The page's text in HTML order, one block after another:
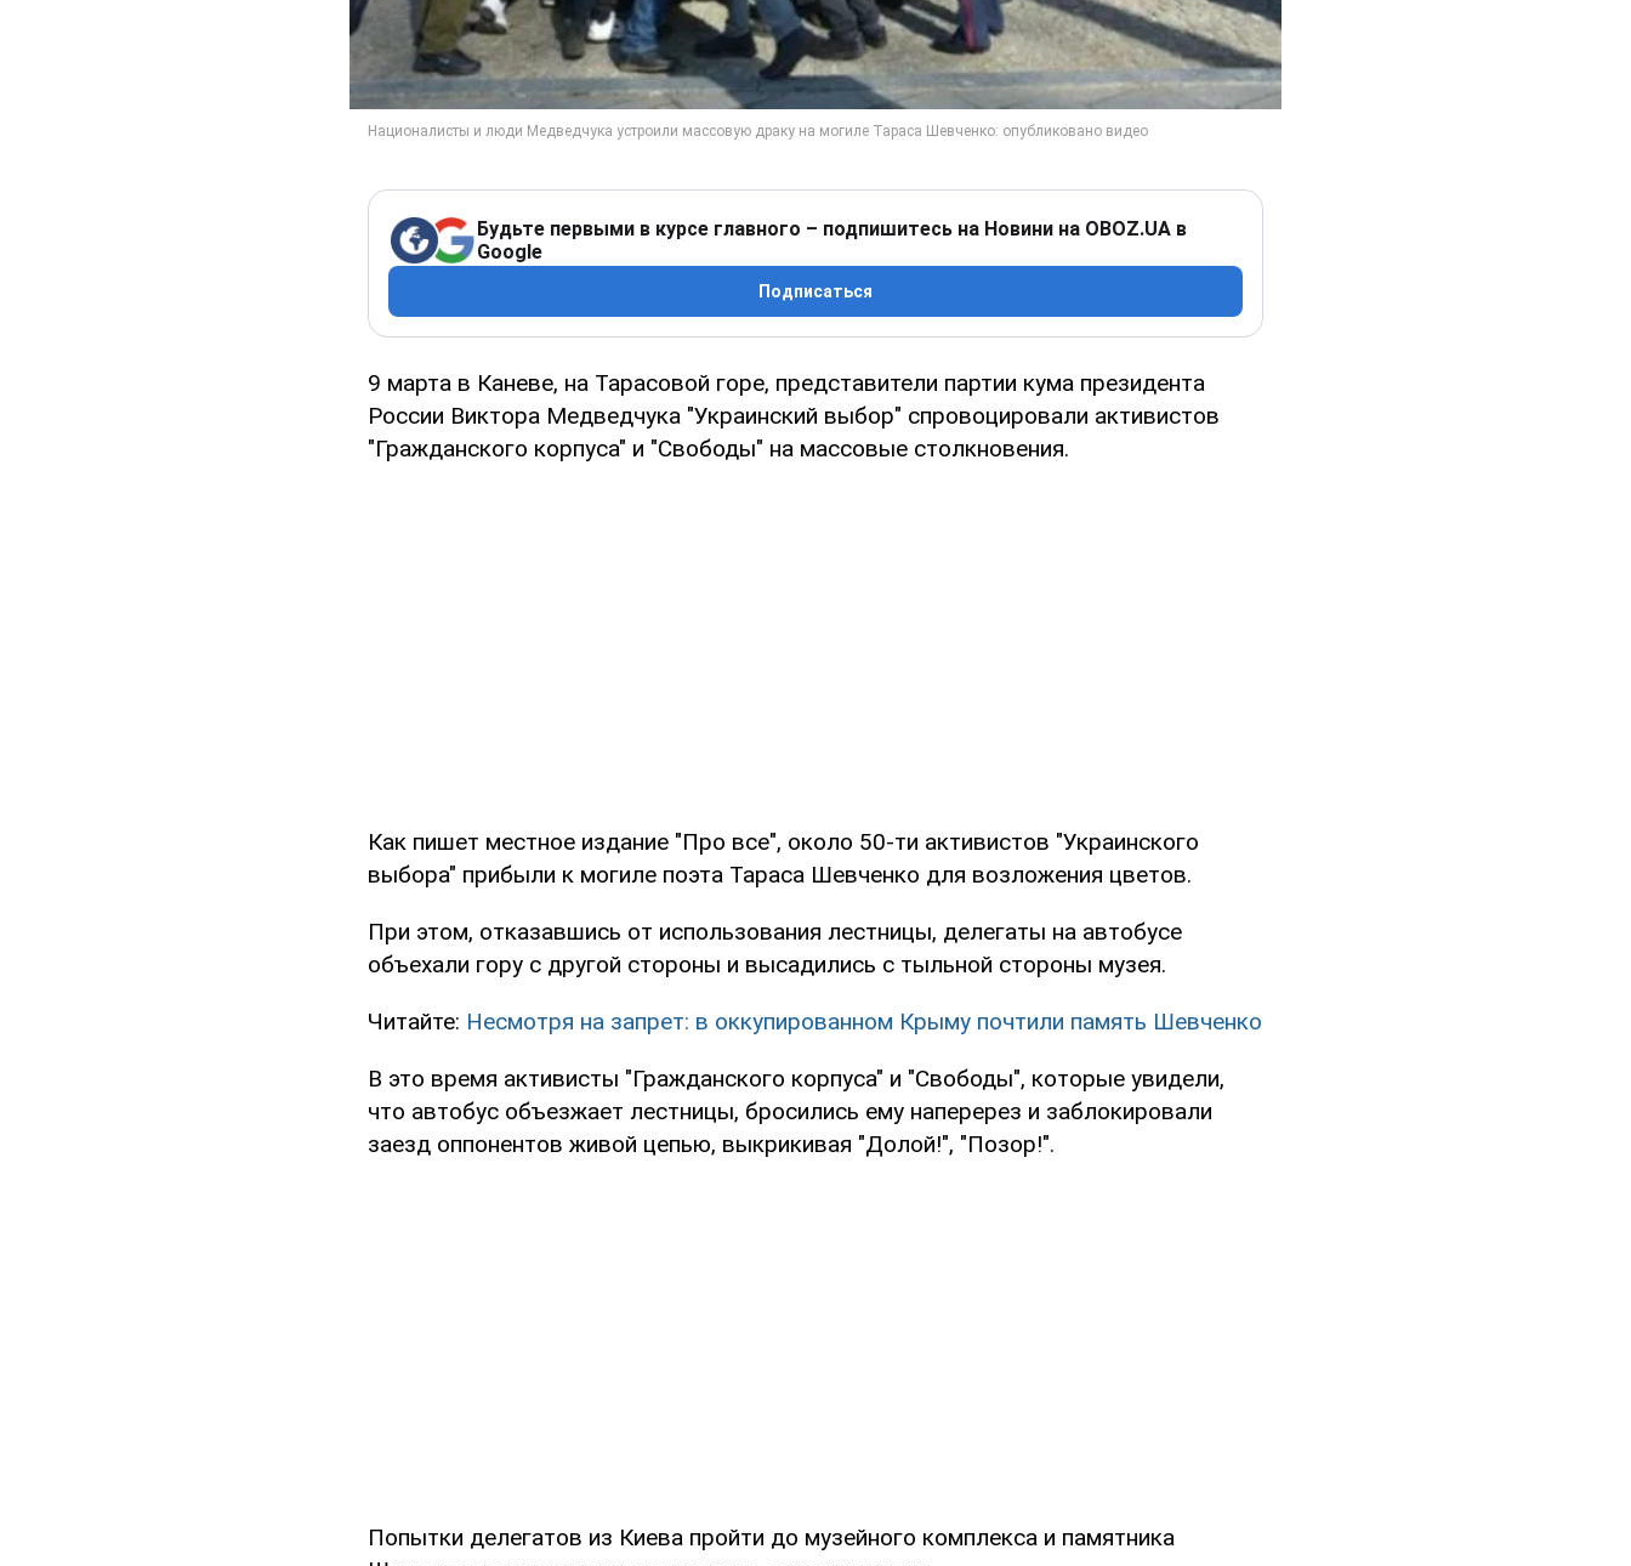
Будьте первыми в курсе главного – подпишитесь на Новини на OBOZ.UA в
Google
Подписаться
9 марта в Каневе, на Тарасовой горе, представители партии кума президента
России Виктора Медведчука "Украинский выбор" спровоцировали активистов
"Гражданского корпуса" и "Свободы" на массовые столкновения.
Как пишет местное издание "Про все", около 50-ти активистов "Украинского
выбора" прибыли к могиле поэта Тараса Шевченко для возложения цветов.
При этом, отказавшись от использования лестницы, делегаты на автобусе
объехали гору с другой стороны и высадились с тыльной стороны музея.
Читайте: Несмотря на запрет: в оккупированном Крыму почтили память Шевченко
В это время активисты "Гражданского корпуса" и "Свободы", которые увидели,
что автобус объезжает лестницы, бросились ему наперерез и заблокировали
заезд оппонентов живой цепью, выкрикивая "Долой!", "Позор!".
Попытки делегатов из Киева пройти до музейного комплекса и памятника